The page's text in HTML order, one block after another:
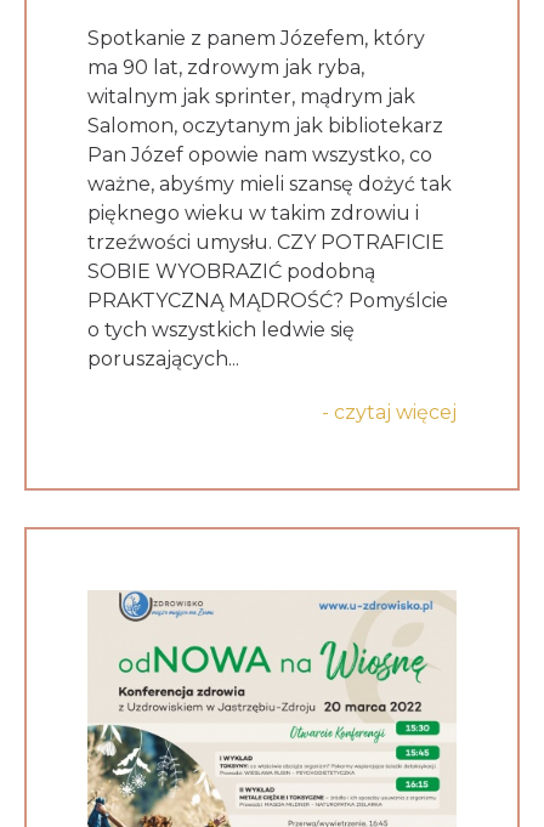
Spotkanie z panem Józefem, który
ma 90 lat, zdrowym jak ryba,
witalnym jak sprinter, mądrym jak
Salomon, oczytanym jak bibliotekarz
Pan Józef opowie nam wszystko, co
ważne, abyśmy mieli szansę dożyć tak
pięknego wieku w takim zdrowiu i
trzeźwości umysłu. CZY POTRAFICIE
SOBIE WYOBRAZIĆ podobną
PRAKTYCZNĄ MĄDROŚĆ? Pomyślcie
o tych wszystkich ledwie się
poruszających...
- czytaj więcej